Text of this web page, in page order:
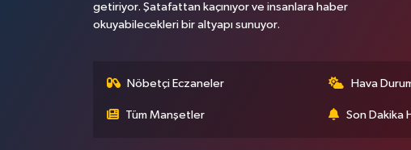
getiriyor. Şatafattan kaçınıyor ve insanlara haber
okuyabilecekleri bir altyapı sunuyor.
Nöbetçi Eczaneler Hava
Tüm Manşetler Son Dakika